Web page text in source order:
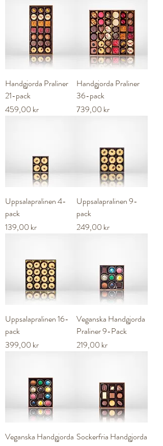
Handgjorda Praliner
21-pack
Pris
459,00 kr
Handgjorda Praliner
36-pack
Pris
739,00 kr
Uppsalapralinen 4-
pack
Pris
139,00 kr
Uppsalapralinen 9-
pack
Pris
249,00 kr
Uppsalapralinen 16-
pack
Pris
399,00 kr
Veganska Handgjorda
Praliner 9-Pack
Pris
219,00 kr
Veganska Handgjorda Sockerfria Handgjorda